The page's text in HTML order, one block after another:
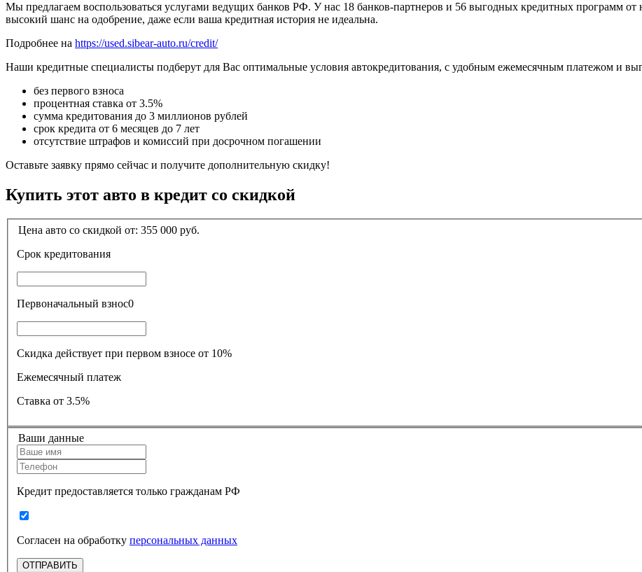
Мы предлагаем воспользоваться услугами ведущих банков РФ. У нас 18 банков-партнеров и 56 выгодных кредитных программ
высокий шанс на одобрение, даже если ваша кредитная история не идеальна.
Подробнее на https://used.sibear-auto.ru/credit/
Наши кредитные специалисты подберут для Вас оптимальные условия автокредитования, с удобным ежемесячным платежом и
без первого взноса
процентная ставка от 3.5%
сумма кредитования до 3 миллионов рублей
срок кредита от 6 месяцев до 7 лет
отсутствие штрафов и комиссий при досрочном погашении
Оставьте заявку прямо сейчас и получите дополнительную скидку!
Купить этот авто в кредит со скидкой
Цена авто со скидкой от: 355 000 руб.
Срок кредитования
Первоначальный взнос0
Скидка действует при первом взносе от 10%
Ежемесячный платеж
Ставка от 3.5%
Ваши данные
Кредит предоставляется только гражданам РФ
Согласен на обработку персональных данных
ОТПРАВИТЬ